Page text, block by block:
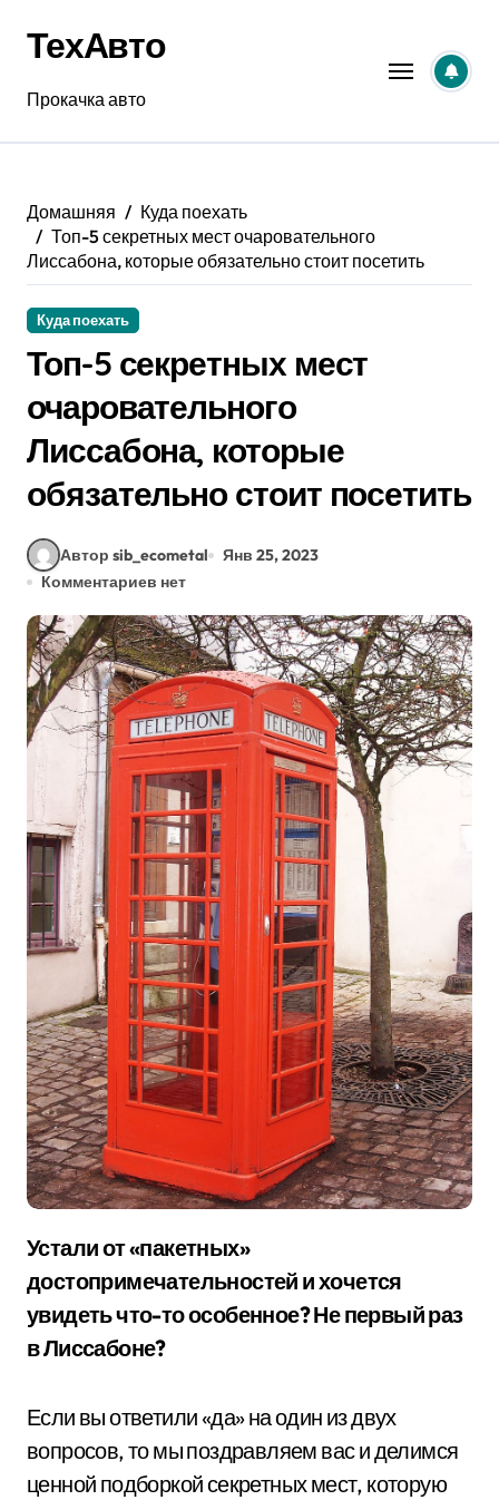
содержанию
ТехАвто
Прокачка авто
Домашняя
Куда поехать
Топ-5 секретных мест очаровательного
Лиссабона, которые обязательно стоит посетить
Куда поехать
Топ-5 секретных мест
очаровательного
Лиссабона, которые
обязательно стоит посетить
Автор sib_ecometal
Янв 25, 2023
Комментариев нет
Устали от «пакетных»
достопримечательностей и хочется
увидеть что-то особенное? Не первый раз
в Лиссабоне?
Если вы ответили «да» на один из двух
вопросов, то мы поздравляем вас и делимся
ценной подборкой секретных мест, которую